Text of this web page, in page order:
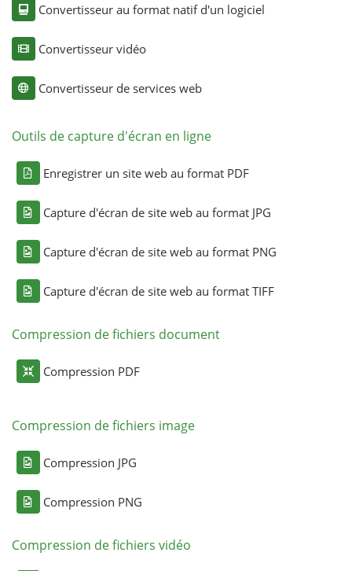
Convertisseur au format natif d'un logiciel
Convertisseur vidéo
Convertisseur de services web
Outils de capture d'écran en ligne
Enregistrer un site web au format PDF
Capture d'écran de site web au format JPG
Capture d'écran de site web au format PNG
Capture d'écran de site web au format TIFF
Compression de fichiers document
Compression PDF
Compression de fichiers image
Compression JPG
Compression PNG
Compression de fichiers vidéo